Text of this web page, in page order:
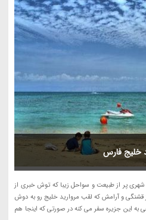
خلیج فارس
پر از طبیعت و سواحل زیبا که توش خبری از
قشنگی و آرامش که لقب مروارید خلیج رو به دوش
به این جزیره سفر می کنه در صورتی که اینجا هم